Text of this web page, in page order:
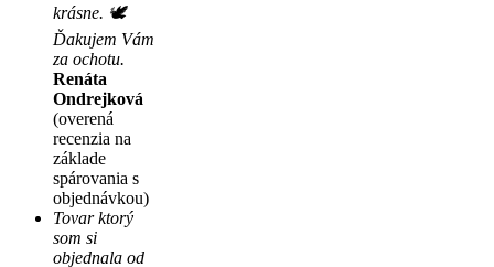
krásne. 🕊
Ďakujem Vám
za ochotu.
Renáta
Ondrejková
(overená
recenzia na
základe
spárovania s
objednávkou)
Tovar ktorý
som si
objednala od